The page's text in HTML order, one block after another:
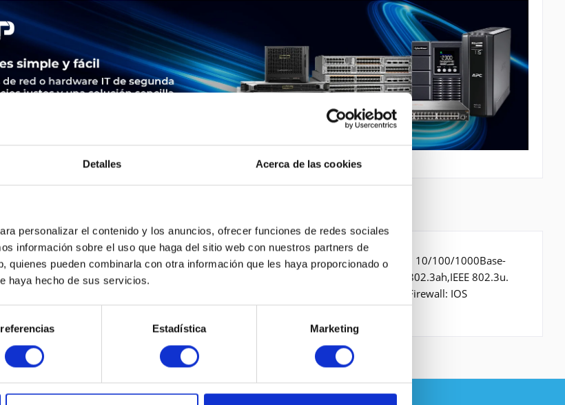
Detalles Acerca de las cookies
personalizar el contenido y los anuncios, ofrecer funciones de redes sociales
información sobre el uso que haga del sitio web con nuestros partners de
quienes pueden combinarla con otra información que les haya proporcionado o
haya hecho de sus servicios.
Estadística Marketing
3945. Ethernet LAN Datentransferraten: 10,100,1000 Mbit/s, Verkabelungstechnologie: 10/100/1000Base-
Netzstandard: IEEE 802.1ag,IEEE 802.1Q,IEEE 802.3,IEEE 802.3ab,IEEE 802.3af,IEEE 802.3ah,IEEE 802.3u.
Management-Protokolle: CBWFQ, WRED, PBR, NBAR, SOAP, EEM, PSLA, SNMP. Firewall: IOS